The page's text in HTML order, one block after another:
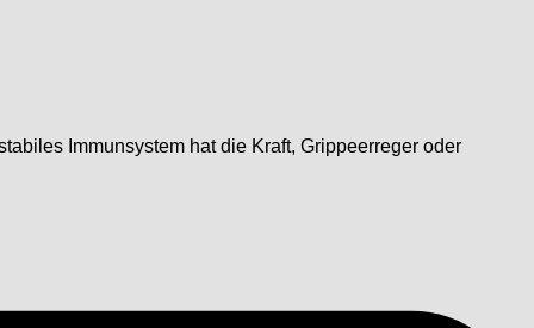
Immunsystem hat die Kraft, Grippeerreger oder